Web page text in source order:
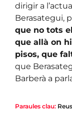
dirigir a
Berasategui,
que no tots
que allà on
pisos, que
que
Barberà a
Paraules clau: Reus